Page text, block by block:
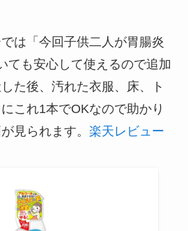
は「今回子供二人が胃腸炎
ても安心して使えるので追加
た後、汚れた衣服、床、ト
これ1本でOKなので助かり
見られます。 楽天レビュー